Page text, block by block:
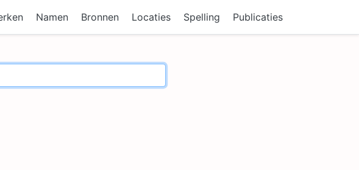
Namen Bronnen Locaties Spelling Publicaties